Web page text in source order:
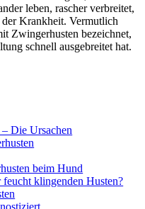
leben, rascher verbreitet,
Krankheit. Vermutlich
Zwingerhusten bezeichnet,
schnell ausgebreitet hat.
Die Ursachen
beim Hund
klingenden Husten?